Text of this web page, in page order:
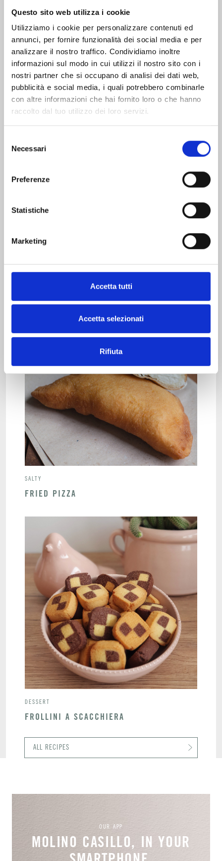
Questo sito web utilizza i cookie
Utilizziamo i cookie per personalizzare contenuti ed
annunci, per fornire funzionalità dei social media e per
analizzare il nostro traffico. Condividiamo inoltre
informazioni sul modo in cui utilizzi il nostro sito con i
nostri partner che si occupano di analisi dei dati web,
pubblicità e social media, i quali potrebbero combinarle
con altre informazioni che hai fornito loro o che hanno
raccolto dal tuo utilizzo dei loro servizi.
delNecessari
Preferenze
Statistiche
Marketing
Accetta tutti
Accetta selezionati
Rifiuta
YOU MIGHT ALSO BE INTERESTED IN:
GALETTE DE ROIS
SALTY
FRIED PIZZA
DESSERT
FROLLINI A SCACCHIERA
ALL RECIPES
OUR APP
MOLINO CASILLO, IN YOUR